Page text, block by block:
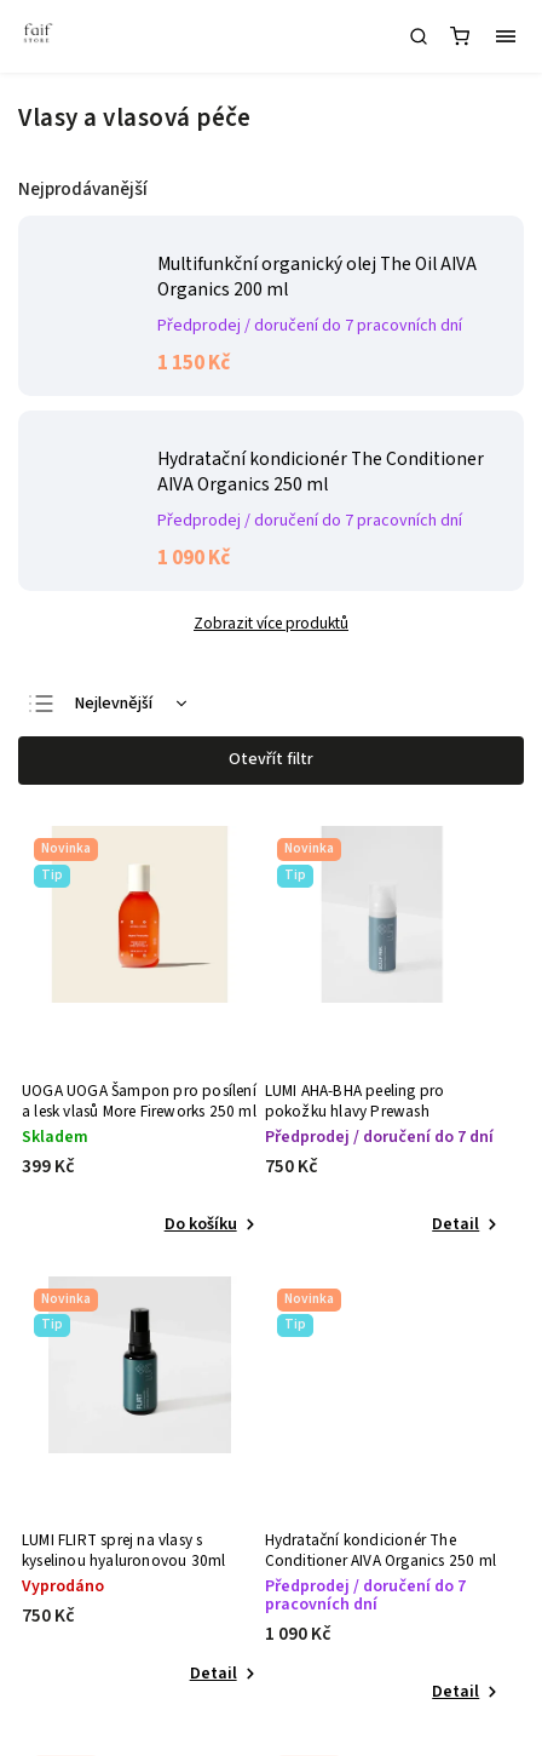
Vlasy a vlasová péče
Nejprodávanější
Multifunkční organický olej The Oil AIVA
Organics 200 ml
Předprodej / doručení do 7 pracovních dní
1 150 Kč
Hydratační kondicionér The Conditioner
AIVA Organics 250 ml
Předprodej / doručení do 7 pracovních dní
1 090 Kč
Zobrazit více produktů
Nejlevnější
Nejdražší
Nejprodávanější
Abecedně
Otevřít filtr
Novinka
Tip
UOGA UOGA Šampon pro posílení
a lesk vlasů More Fireworks 250 ml
Skladem
399 Kč
Do košíku
Novinka
Tip
LUMI AHA-BHA peeling pro
pokožku hlavy Prewash
Treatment 50ml
Předprodej / doručení do 7 dní
750 Kč
Detail
Novinka
Tip
LUMI FLIRT sprej na vlasy s
kyselinou hyaluronovou 30ml
Vyprodáno
750 Kč
Detail
Novinka
Tip
Hydratační kondicionér The
Conditioner AIVA Organics 250 ml
Předprodej / doručení do 7
pracovních dní
1 090 Kč
Detail